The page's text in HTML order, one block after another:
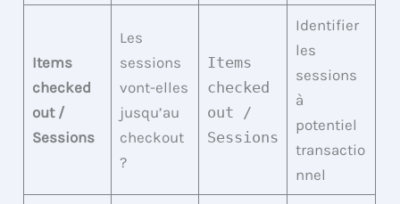
Items
checked
out /
Sessions
Les
sessions
vont-elles
jusqu’au
checkout
?
Items
checked
out /
Sessions
Identifier
les
sessions
à
potentiel
transactio
nnel